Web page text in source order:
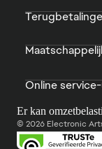
Online
Er kan
© 2026 Electronic